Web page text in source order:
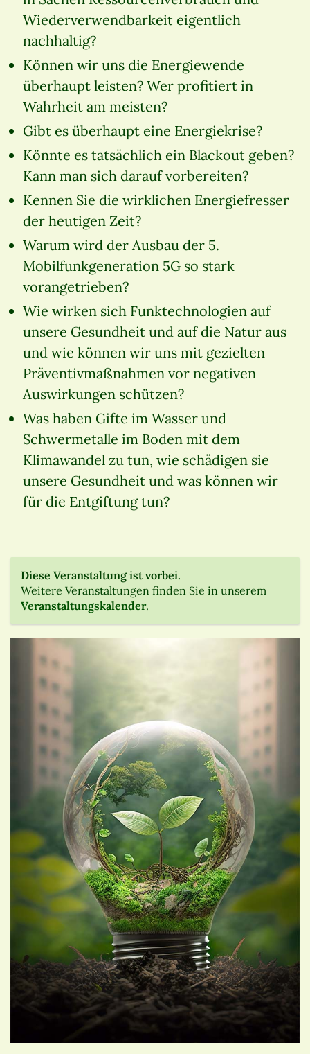
Wiederverwendbarkeit eigentlich
nachhaltig?
Können wir uns die Energiewende
überhaupt leisten? Wer profitiert in
Wahrheit am meisten?
Gibt es überhaupt eine Energiekrise?
Könnte es tatsächlich ein Blackout geben?
Kann man sich darauf vorbereiten?
Kennen Sie die wirklichen Energiefresser
der heutigen Zeit?
Warum wird der Ausbau der 5.
Mobilfunkgeneration 5G so stark
vorangetrieben?
Wie wirken sich Funktechnologien auf
unsere Gesundheit und auf die Natur aus
und wie können wir uns mit gezielten
Präventivmaßnahmen vor negativen
Auswirkungen schützen?
Was haben Gifte im Wasser und
Schwermetalle im Boden mit dem
Klimawandel zu tun, wie schädigen sie
unsere Gesundheit und was können wir
für die Entgiftung tun?
Diese Veranstaltung ist vorbei.
Weitere Veranstaltungen finden Sie in unserem
Veranstaltungskalender.